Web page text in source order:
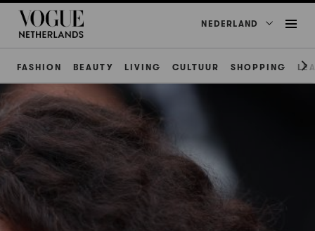
NEDERLAND
FASHION BEAUTY LIVING CULTUUR SHOPPING